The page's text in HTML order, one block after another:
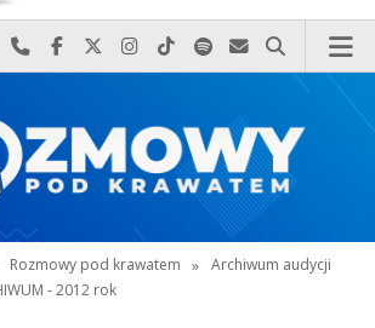
Najlepiej po prostu do nas zadzwoń
Odwiedź nas na Facebook-u
Odwiedź nas na X
Odwiedź nas na Instagram-ie
Odwiedź nas na TikTok-u
Szukaj nas na Spotify
Wyślij do nas
Szukaj
Rozmowy pod krawatem » Archiwum audycji
- 2012 rok